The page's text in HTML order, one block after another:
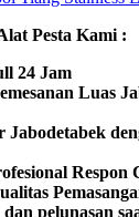
Pesta Kami :
24 Jam
Luas
Jabodetabek
Respon
pelunasan